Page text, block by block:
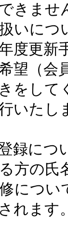
きませ
いにつ
度更新
望（会
をして
いたし
録につ
方の氏
につい
れます